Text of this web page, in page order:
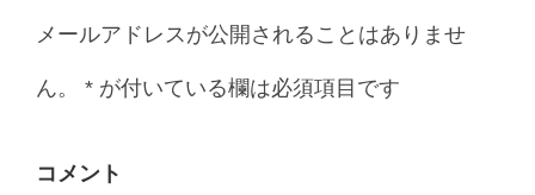
メールアドレスが公開されることはありませ
ん。 * が付いている欄は必須項目です
コメント